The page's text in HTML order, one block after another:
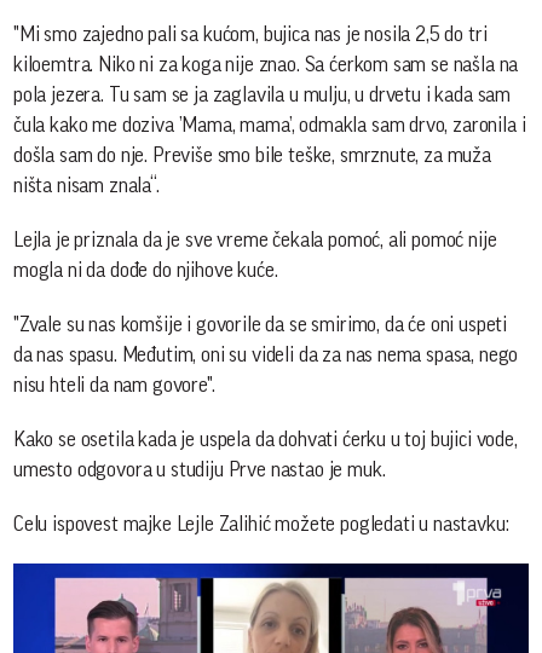
"Mi smo zajedno pali sa kućom, bujica nas je nosila 2,5 do tri
kiloemtra. Niko ni za koga nije znao. Sa ćerkom sam se našla na
pola jezera. Tu sam se ja zaglavila u mulju, u drvetu i kada sam
čula kako me doziva ’Mama, mama’, odmakla sam drvo, zaronila i
došla sam do nje. Previše smo bile teške, smrznute, za muža
ništa nisam znala“.
Lejla je priznala da je sve vreme čekala pomoć, ali pomoć nije
mogla ni da dođe do njihove kuće.
"Zvale su nas komšije i govorile da se smirimo, da će oni uspeti
da nas spasu. Međutim, oni su videli da za nas nema spasa, nego
nisu hteli da nam govore".
Kako se osetila kada je uspela da dohvati ćerku u toj bujici vode,
umesto odgovora u studiju Prve nastao je muk.
Celu ispovest majke Lejle Zalihić možete pogledati u nastavku: